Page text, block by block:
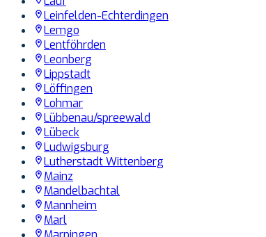
Leinfelden-Echterdingen
Lemgo
Lentföhrden
Leonberg
Lippstadt
Löffingen
Lohmar
Lübbenau/spreewald
Lübeck
Ludwigsburg
Lutherstadt Wittenberg
Mainz
Mandelbachtal
Mannheim
Marl